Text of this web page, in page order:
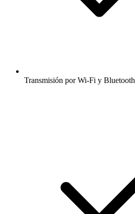
Transmisión por Wi-Fi y Bluetooth